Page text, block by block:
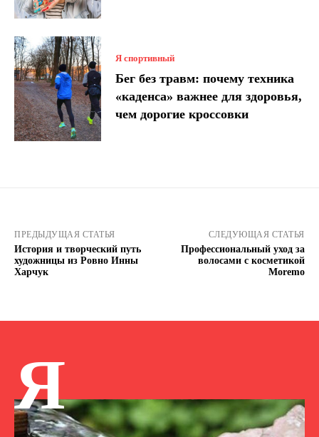
Я спортивный
Бег без травм: почему техника
«каденса» важнее для здоровья,
чем дорогие кроссовки
ПРЕДЫДУЩАЯ СТАТЬЯ
История и творческий путь
художницы из Ровно Инны
Харчук
СЛЕДУЮЩАЯ СТАТЬЯ
Профессиональный уход за
волосами с косметикой
Moremo
Я